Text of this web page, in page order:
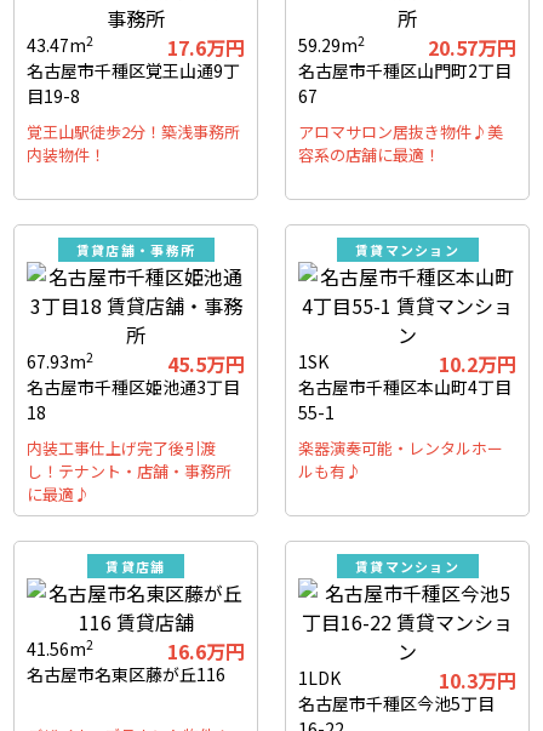
43.47m2 17.6万円
名古屋市千種区覚王山通9丁
目19-8
覚王山駅徒歩2分！築浅事務所
内装物件！
59.29m2 20.57万円
名古屋市千種区山門町2丁目
67
アロマサロン居抜き物件♪美
容系の店舗に最適！
賃貸店舗・事務所
67.93m2 45.5万円
名古屋市千種区姫池通3丁目
18
内装工事仕上げ完了後引渡
し！テナント・店舗・事務所
に最適♪
賃貸マンション
1SK 10.2万円
名古屋市千種区本山町4丁目
55-1
楽器演奏可能・レンタルホー
ルも有♪
賃貸店舗
41.56m2 16.6万円
名古屋市名東区藤が丘116
賃貸マンション
1LDK 10.3万円
名古屋市千種区今池5丁目